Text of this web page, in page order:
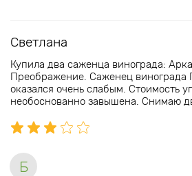
Светлана
Купила два саженца винограда:
Преображение. Саженец винограда
оказался очень слабым. Стоимость
необоснованно завышена. Снимаю
Б